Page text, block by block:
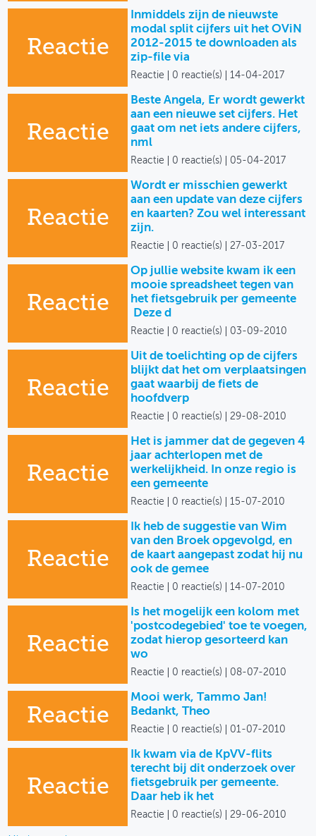
Reactie
Inmiddels zijn de nieuwste
modal split cijfers uit het OViN
2012-2015 te downloaden als
zip-file via
Reactie 0 reactie(s) 14-04-2017
Reactie
Beste Angela, Er wordt gewerkt
aan een nieuwe set cijfers. Het
gaat om net iets andere cijfers,
nml
Reactie 0 reactie(s) 05-04-2017
Reactie
Wordt er misschien gewerkt
aan een update van deze cijfers
en kaarten? Zou wel interessant
zijn.
Reactie 0 reactie(s) 27-03-2017
Reactie
Op jullie website kwam ik een
mooie spreadsheet tegen van
het fietsgebruik per gemeente
Deze d
Reactie 0 reactie(s) 03-09-2010
Reactie
Uit de toelichting op de cijfers
blijkt dat het om verplaatsingen
gaat waarbij de fiets de
hoofdverp
Reactie 0 reactie(s) 29-08-2010
Reactie
Het is jammer dat de gegeven 4
jaar achterlopen met de
werkelijkheid. In onze regio is
een gemeente
Reactie 0 reactie(s) 15-07-2010
Reactie
Ik heb de suggestie van Wim
van den Broek opgevolgd, en
de kaart aangepast zodat hij nu
ook de gemee
Reactie 0 reactie(s) 14-07-2010
Reactie
Is het mogelijk een kolom met
'postcodegebied' toe te voegen,
zodat hierop gesorteerd kan
wo
Reactie 0 reactie(s) 08-07-2010
Reactie
Mooi werk, Tammo Jan!
Bedankt, Theo
Reactie 0 reactie(s) 01-07-2010
Reactie
Ik kwam via de KpVV-flits
terecht bij dit onderzoek over
fietsgebruik per gemeente.
Daar heb ik het
Reactie 0 reactie(s) 29-06-2010